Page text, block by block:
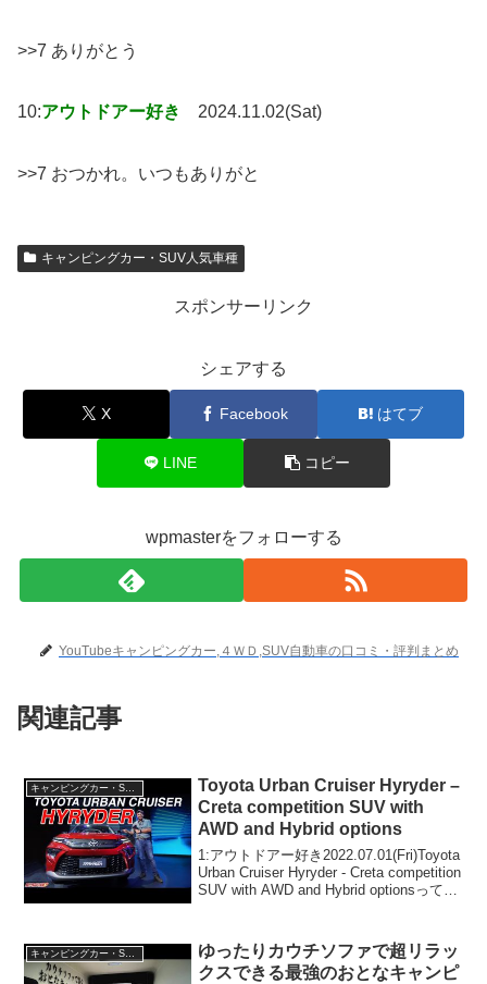
>>7 ありがとう
10:アウトドアー好き 2024.11.02(Sat)
>>7 おつかれ。いつもありがと
キャンピングカー・SUV人気車種
スポンサーリンク
シェアする
X Facebook はてブ
LINE コピー
wpmasterをフォローする
YouTubeキャンピングカー,４ＷＤ,SUV自動車の口コミ・評判まとめ
関連記事
Toyota Urban Cruiser Hyryder –
Creta competition SUV with
AWD and Hybrid options
1:アウトドアー好き2022.07.01(Fri)Toyota
Urban Cruiser Hyryder - Creta competition
SUV with AWD and Hybrid optionsって人
キャンピングカー・SUV人気車種
ゆったりカウチソファで超リラッ
クスできる最強のおとなキャンピ